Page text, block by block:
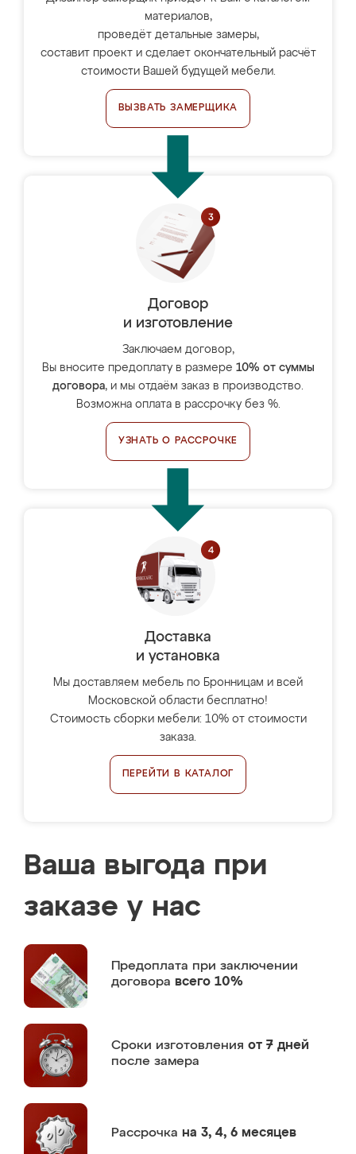
материалов,
проведёт детальные замеры,
составит проект и сделает окончательный расчёт
стоимости Вашей будущей мебели.
ВЫЗВАТЬ ЗАМЕРЩИКА
Договор
и изготовление
Заключаем договор,
Вы вносите предоплату в размере 10% от суммы
договора, и мы отдаём заказ в производство.
Возможна оплата в рассрочку без %.
УЗНАТЬ О РАССРОЧКЕ
Доставка
и установка
Мы доставляем мебель по Бронницам и всей
Московской области бесплатно!
Стоимость сборки мебели: 10% от стоимости
заказа.
ПЕРЕЙТИ В КАТАЛОГ
Ваша выгода при
заказе у нас
Предоплата при заключении
договора всего 10%
Сроки изготовления от 7 дней
после замера
Рассрочка на 3, 4, 6 месяцев